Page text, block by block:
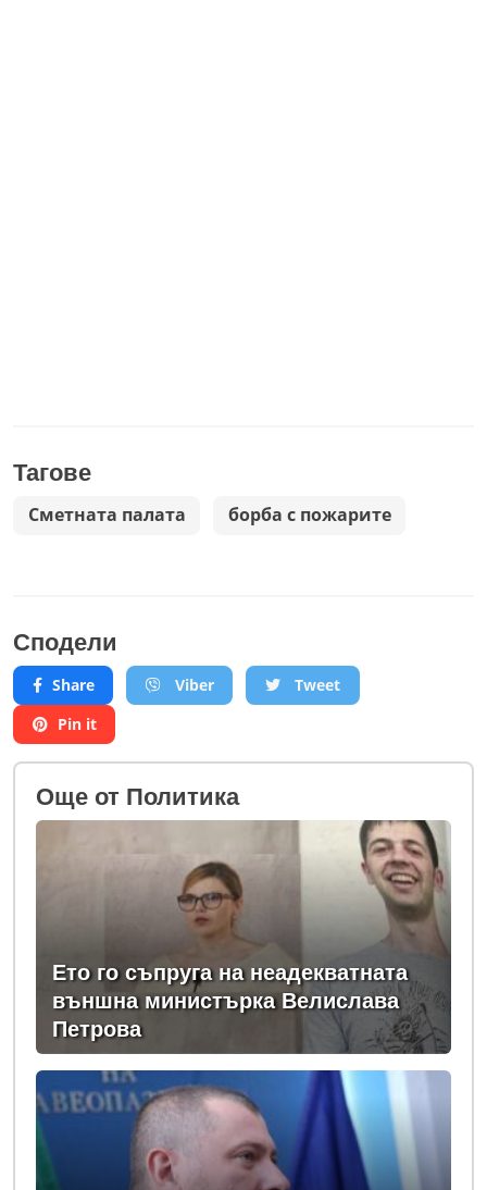
Тагове
Сметната палата борба с пожарите
Сподели
Share Viber
Tweet
Pin it
Oще от Политика
Ето го съпруга на неадекватната
външна министърка Велислава
Петрова